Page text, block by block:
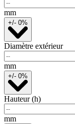
mm
+/- 0%
Diamètre extérieur
mm
+/- 0%
Hauteur (h)
mm